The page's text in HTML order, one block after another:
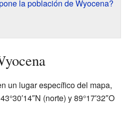
la población de Wyocena?
un lugar específico del mapa,
(norte) y 89°17′32″O